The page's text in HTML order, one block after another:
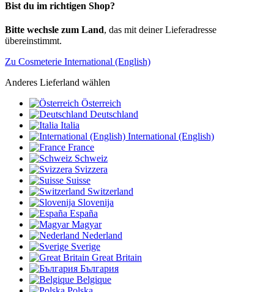
Bist du im richtigen Shop?
Bitte wechsle zum Land, das mit deiner Lieferadresse
übereinstimmt.
Zu Cosmeterie International (English)
Anderes Lieferland wählen
Österreich
Deutschland
Italia
International (English)
France
Schweiz
Svizzera
Suisse
Switzerland
Slovenija
España
Magyar
Nederland
Sverige
Great Britain
България
Belgique